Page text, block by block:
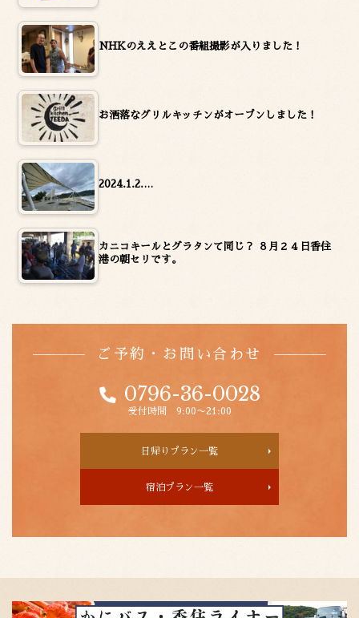
NHKのええとこの番組撮影が入りました！
お洒落なグリルキッチンがオープンしました！
2024.1.2.…
カニコキールとグラタンて同じ？ ８月２４日香住
港の朝セリです。
ご予約・お問い合わせ
0796-36-0028
受付時間 9:00〜21:00
日帰りプラン一覧
宿泊プラン一覧